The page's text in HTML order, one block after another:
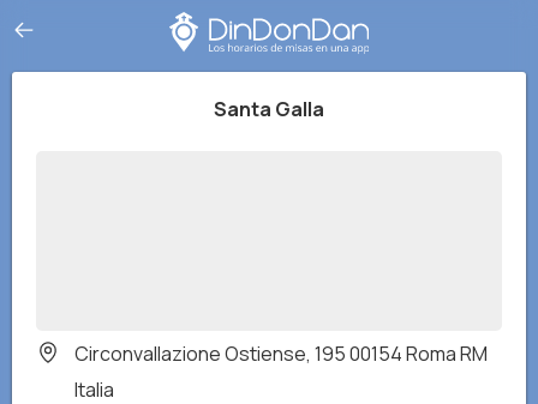
Santa Galla
Circonvallazione Ostiense, 195 00154 Roma RM
Italia